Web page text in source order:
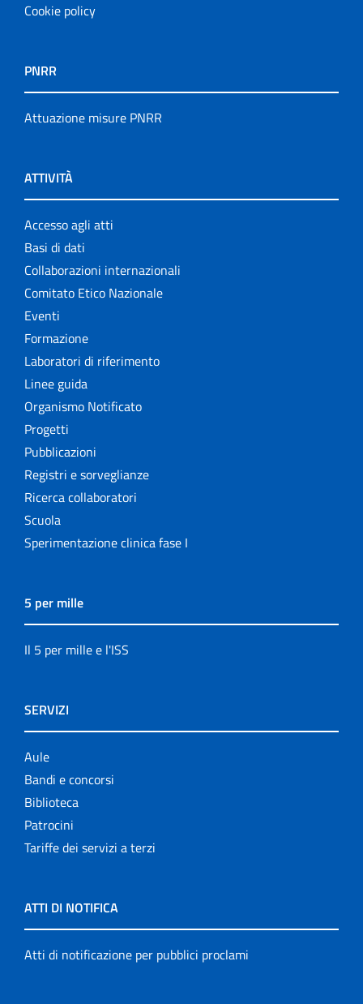
Cookie policy
PNRR
Attuazione misure PNRR
ATTIVITÀ
Accesso agli atti
Basi di dati
Collaborazioni internazionali
Comitato Etico Nazionale
Eventi
Formazione
Laboratori di riferimento
Linee guida
Organismo Notificato
Progetti
Pubblicazioni
Registri e sorveglianze
Ricerca collaboratori
Scuola
Sperimentazione clinica fase I
5 per mille
Il 5 per mille e l'ISS
SERVIZI
Aule
Bandi e concorsi
Biblioteca
Patrocini
Tariffe dei servizi a terzi
ATTI DI NOTIFICA
Atti di notificazione per pubblici proclami